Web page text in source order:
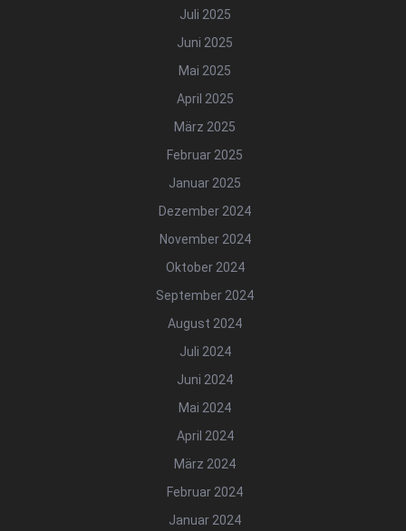
Juli 2025
Juni 2025
Mai 2025
April 2025
März 2025
Februar 2025
Januar 2025
Dezember 2024
November 2024
Oktober 2024
September 2024
August 2024
Juli 2024
Juni 2024
Mai 2024
April 2024
März 2024
Februar 2024
Januar 2024